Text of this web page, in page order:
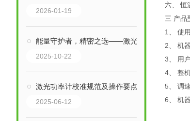
2026-01-19
能量守护者，精密之选——激光功率计
2025-10-22
激光功率计校准规范及操作要点详解
2025-06-12
六、
三 产品
1、 使
2、 机
3、 用
4、 整
5、 调
6、 机